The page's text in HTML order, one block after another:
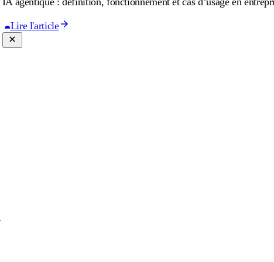
Lire l'article